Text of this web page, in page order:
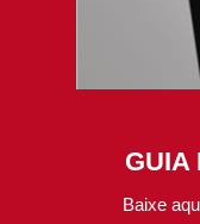
GUIA
Baixe